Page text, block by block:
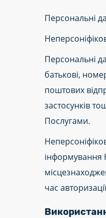
Персональні
Персональні
батькові,
поштових
застосунків
Послугами.
інформування
час